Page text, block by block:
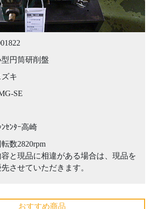
型円筒研削盤
ズキ
SE
ﾝｾﾝﾀｰ高崎
転数2820rpm
容と現品に相違がある場合は、現品を
させていただきます。
おすすめ商品